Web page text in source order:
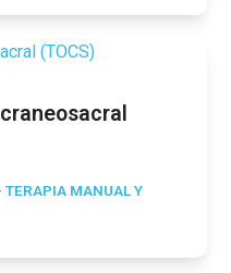
·TERAPIA MANUAL Y